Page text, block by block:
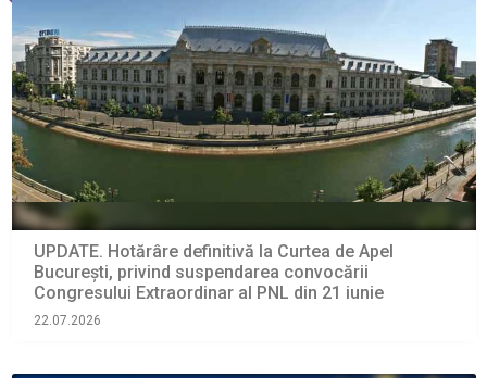
UPDATE. Hotărâre definitivă la Curtea de Apel
București, privind suspendarea convocării
Congresului Extraordinar al PNL din 21 iunie
22.07.2026